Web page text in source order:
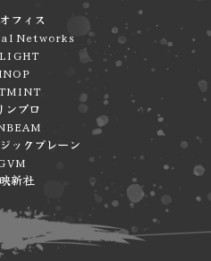
フィス
Networks
ンプロ
ックブレーン
新社